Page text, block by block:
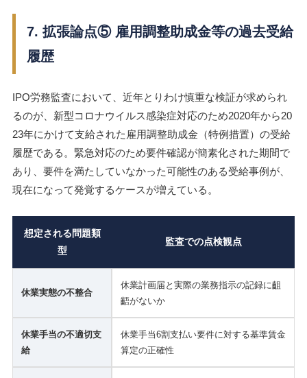
7. 拡張論点⑤ 雇用調整助成金等の過去受給
履歴
IPO労務監査において、近年とりわけ慎重な検証が求められ
るのが、新型コロナウイルス感染症対応のため2020年から20
23年にかけて支給された雇用調整助成金（特例措置）の受給
履歴である。緊急対応のため要件確認が簡素化された期間で
あり、要件を満たしていなかった可能性のある受給事例が、
現在になって発覚するケースが増えている。
想定される問題類
型
監査での点検観点
休業実態の不整合
休業計画届と実際の業務指示の記録に齟
齬がないか
休業手当の不適切支
給
休業手当6割支払い要件に対する基準賃金
算定の正確性